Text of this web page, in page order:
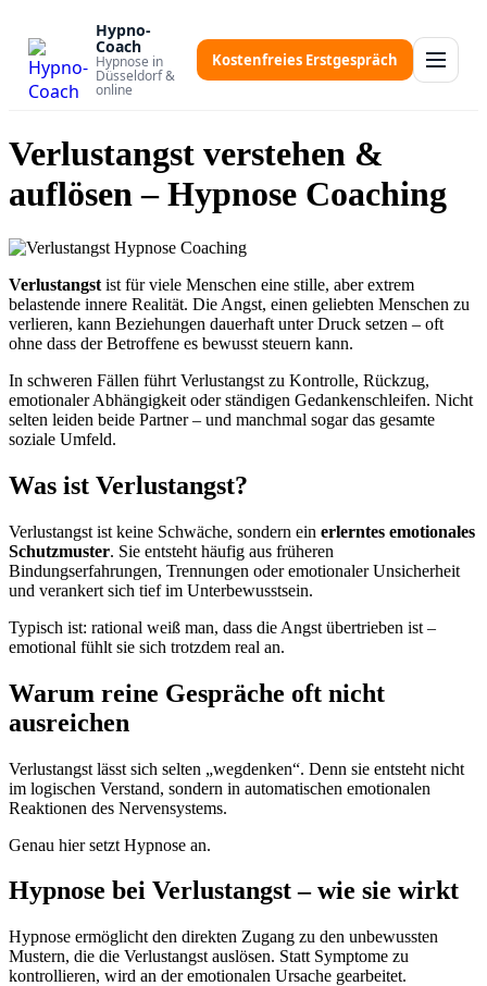
Inhalt
springen
Hypno-
Coach
Hypnose in
Düsseldorf &
online
Kostenfreies Erstgespräch
Verlustangst verstehen &
auflösen – Hypnose Coaching
Verlustangst ist für viele Menschen eine stille, aber extrem
belastende innere Realität. Die Angst, einen geliebten Menschen zu
verlieren, kann Beziehungen dauerhaft unter Druck setzen – oft
ohne dass der Betroffene es bewusst steuern kann.
In schweren Fällen führt Verlustangst zu Kontrolle, Rückzug,
emotionaler Abhängigkeit oder ständigen Gedankenschleifen. Nicht
selten leiden beide Partner – und manchmal sogar das gesamte
soziale Umfeld.
Was ist Verlustangst?
Verlustangst ist keine Schwäche, sondern ein erlerntes emotionales
Schutzmuster. Sie entsteht häufig aus früheren
Bindungserfahrungen, Trennungen oder emotionaler Unsicherheit
und verankert sich tief im Unterbewusstsein.
Typisch ist: rational weiß man, dass die Angst übertrieben ist –
emotional fühlt sie sich trotzdem real an.
Warum reine Gespräche oft nicht
ausreichen
Verlustangst lässt sich selten „wegdenken“. Denn sie entsteht nicht
im logischen Verstand, sondern in automatischen emotionalen
Reaktionen des Nervensystems.
Genau hier setzt Hypnose an.
Hypnose bei Verlustangst – wie sie wirkt
Hypnose ermöglicht den direkten Zugang zu den unbewussten
Mustern, die die Verlustangst auslösen. Statt Symptome zu
kontrollieren, wird an der emotionalen Ursache gearbeitet.